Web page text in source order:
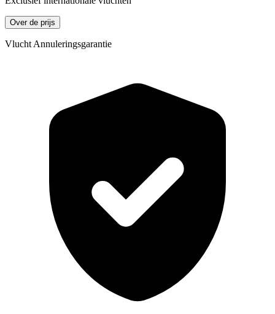
Over de prijs
Vlucht Annuleringsgarantie